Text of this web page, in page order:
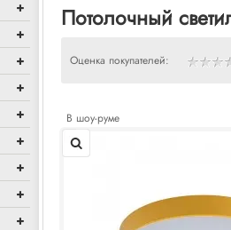
Потолочный
Оценка покупателей:
В шоу-руме